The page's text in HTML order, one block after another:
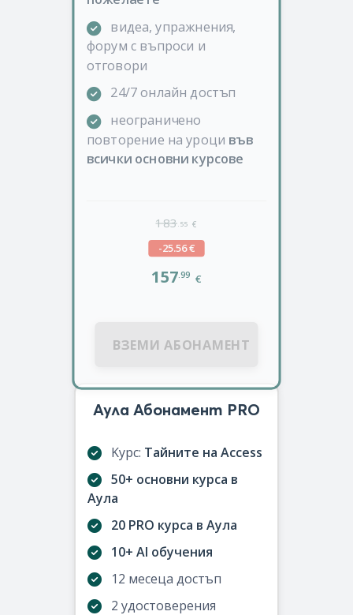
видеа, упражнения,
форум с въпроси и
отговори
24/7 онлайн достъп
неограничено
повторение на уроци във
всички основни курсове
183 .55 €
-25.56 €
157.99 €
ВЗЕМИ АБОНАМЕНТ
Аула Абонамент PRO
Kурс: Тайните на Access
50+ основни курса в
Аула
20 PRO курса в Аула
10+ AI обучения
12 месеца достъп
2 удостоверения